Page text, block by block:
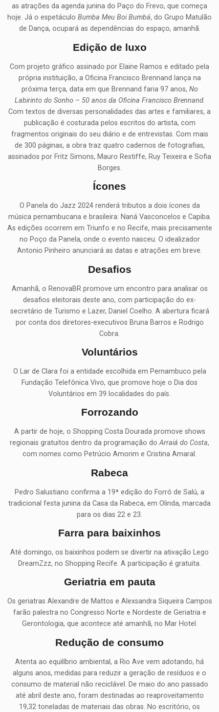
as atrações da agenda junina do Paço do Frevo, que começa
hoje. Já o espetáculo Bumba Meu Boi Bumbá, do Grupo Matulão
de Dança, ocupará as dependências do espaço, amanhã.
Edição de luxo
Com projeto gráfico assinado por Elaine Ramos e editado pela
própria instituição, a Oficina Francisco Brennand lança na
próxima terça, data em que Brennand faria 97 anos, No
Labirinto do Sonho – 50 anos da Oficina Francisco Brennand.
Com textos de diversas personalidades das artes e familiares, a
publicação é costurada pelos escritos do artista, com
fragmentos originais do seu diário e de entrevistas. Com mais
de 300 páginas, a obra traz quatro cadernos de fotografias,
assinados por Fritz Simons, Mauro Restiffe, Ruy Teixeira e Sofia
Borges.
Ícones
O Panela do Jazz 2024 renderá tributos a dois ícones da
música pernambucana e brasileira: Naná Vasconcelos e Capiba.
As edições ocorrem em Triunfo e no Recife, mais precisamente
no Poço da Panela, onde o evento nasceu. O idealizador
Antonio Pinheiro anunciará as datas e atrações em breve.
Desafios
Amanhã, o RenovaBR promove um encontro para analisar os
desafios eleitorais deste ano, com participação do ex-
secretário de Turismo e Lazer, Daniel Coelho. A abertura ficará
por conta dos diretores-executivos Bruna Barros e Rodrigo
Cobra.
Voluntários
O Lar de Clara foi a entidade escolhida em Pernambuco pela
Fundação Telefônica Vivo, que promove hoje o Dia dos
Voluntários em 39 localidades do país.
Forrozando
A partir de hoje, o Shopping Costa Dourada promove shows
regionais gratuitos dentro da programação doArraiá do Costa,
com nomes como Petrúcio Amorim e Cristina Amaral.
Rabeca
Pedro Salustiano confirma a 19ª edição do Forró de Salú, a
tradicional festa junina da Casa da Rabeca, em Olinda, marcada
para os dias 22 e 23.
Farra para baixinhos
Até domingo, os baixinhos podem se divertir na ativação Lego
DreamZzz, no Shopping Recife. A participação é gratuita.
Geriatria em pauta
Os geriatras Alexandre de Mattos e Alexsandra Siqueira Campos
farão palestra no Congresso Norte e Nordeste de Geriatria e
Gerontologia, que acontece até amanhã, no Mar Hotel.
Redução de consumo
Atenta ao equilíbrio ambiental, a Rio Ave vem adotando, há
alguns anos, medidas para reduzir a geração de resíduos e o
consumo de material não reciclável. De maio do ano passado
até abril deste ano, foram destinadas ao reaproveitamento
19,32 toneladas de materiais das obras. No escritório, os